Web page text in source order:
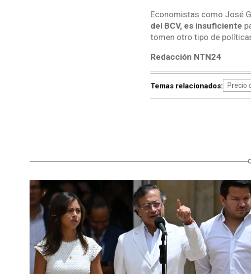
Economistas como José
del BCV, es insuficiente
tomen otro tipo de
Redacción NTN24
Temas relacionados: Precio